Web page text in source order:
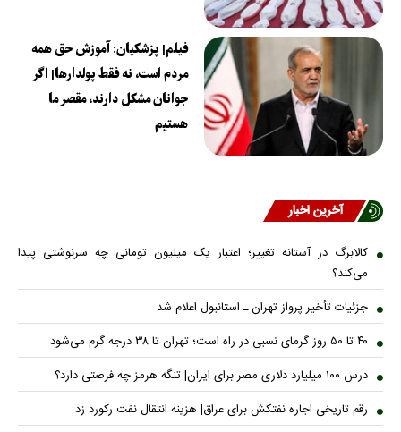
فیلم| پزشکیان: آموزش حق همه
مردم است، نه فقط پولدارها| اگر
جوانان مشکل دارند، مقصر ما
هستیم
آخرین اخبار
کالابرگ در آستانه تغییر؛ اعتبار یک میلیون تومانی چه سرنوشتی پیدا
می‌کند؟
جزئیات تأخیر پرواز تهران ـ استانبول اعلام شد
۴۰ تا ۵۰ روز گرمای نسبی در راه است؛ تهران تا ۳۸ درجه گرم می‌شود
درس ۱۰۰ میلیارد دلاری مصر برای ایران| تنگه هرمز چه فرصتی دارد؟
رقم تاریخی اجاره نفتکش برای عراق| هزینه انتقال نفت رکورد زد